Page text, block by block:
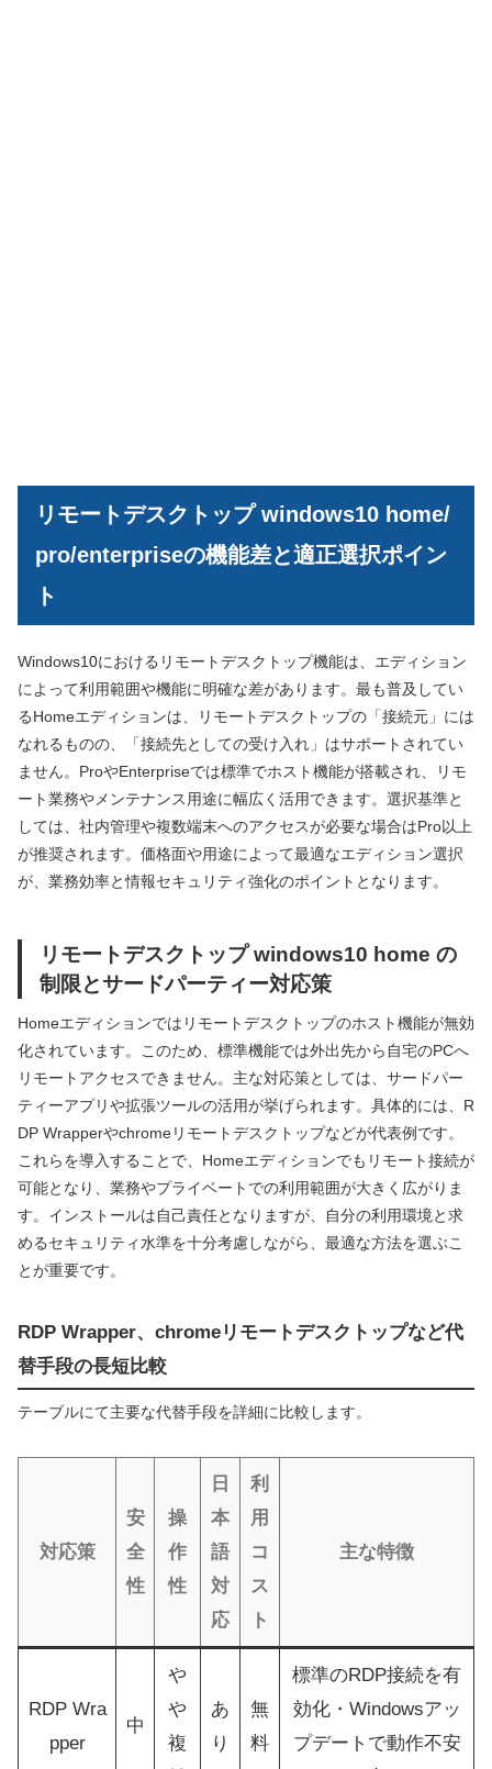
リモートデスクトップ windows10 home/
pro/enterpriseの機能差と適正選択ポイン
ト
Windows10におけるリモートデスクトップ機能は、エディション
によって利用範囲や機能に明確な差があります。最も普及してい
るHomeエディションは、リモートデスクトップの「接続元」には
なれるものの、「接続先としての受け入れ」はサポートされてい
ません。ProやEnterpriseでは標準でホスト機能が搭載され、リモ
ート業務やメンテナンス用途に幅広く活用できます。選択基準と
しては、社内管理や複数端末へのアクセスが必要な場合はPro以上
が推奨されます。価格面や用途によって最適なエディション選択
が、業務効率と情報セキュリティ強化のポイントとなります。
リモートデスクトップ windows10 home の
制限とサードパーティー対応策
Homeエディションではリモートデスクトップのホスト機能が無効
化されています。このため、標準機能では外出先から自宅のPCへ
リモートアクセスできません。主な対応策としては、サードパー
ティーアプリや拡張ツールの活用が挙げられます。具体的には、R
DP Wrapperやchromeリモートデスクトップなどが代表例です。
これらを導入することで、Homeエディションでもリモート接続が
可能となり、業務やプライベートでの利用範囲が大きく広がりま
す。インストールは自己責任となりますが、自分の利用環境と求
めるセキュリティ水準を十分考慮しながら、最適な方法を選ぶこ
とが重要です。
RDP Wrapper、chromeリモートデスクトップなど代
替手段の長短比較
テーブルにて主要な代替手段を詳細に比較します。
対応策
安
全
性
操
作
性
日
本
語
対
応
利
用
コ
ス
ト
主な特徴
RDP Wra
pper
中
や
や
複
あ
り
無
料
標準のRDP接続を有
効化・Windowsアッ
プデートで動作不安